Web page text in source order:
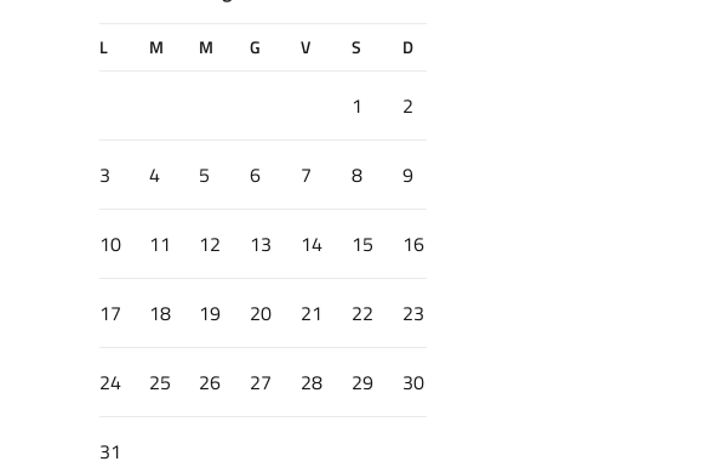
L M M G V S D
1 2
3 4 5 6 7 8 9
10 11 12 13 14 15 16
17 18 19 20 21 22 23
24 25 26 27 28 29 30
31